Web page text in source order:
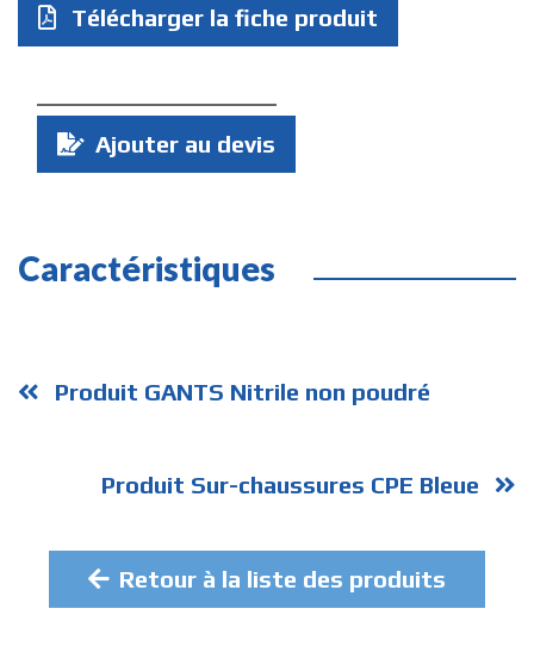
Télécharger la fiche produit
Quantité
Ajouter au devis
Caractéristiques
Produit GANTS Nitrile non poudré
Produit Sur-chaussures CPE Bleue
Retour à la liste des produits